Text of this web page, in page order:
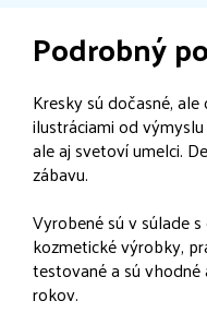
Podrobný
Kresky sú dočasné,
ilustráciami od
ale aj svetoví umelci.
zábavu.
Vyrobené sú v súlade
kozmetické výrobky,
testované a sú
rokov.